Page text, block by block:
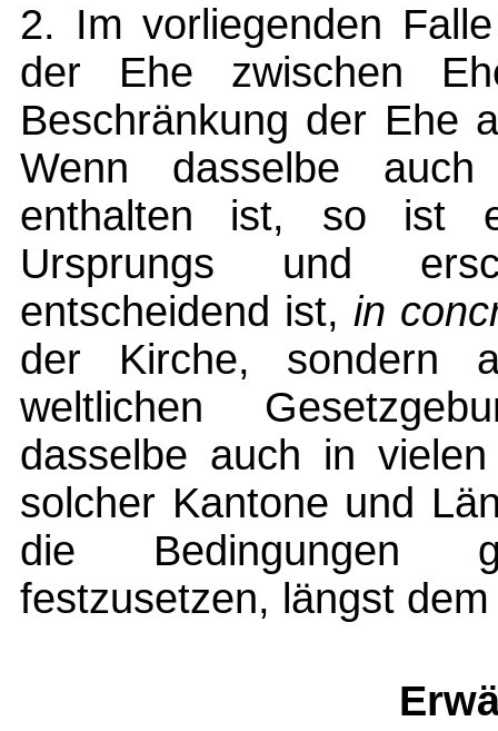
2. Im vorliegenden
der Ehe zwischen
Beschränkung der Ehe
Wenn dasselbe
enthalten ist, so ist
Ursprungs und
entscheidend ist, in
der Kirche, sondern
weltlichen
dasselbe auch in
solcher Kantone und
die Bedingungen
festzusetzen, längst